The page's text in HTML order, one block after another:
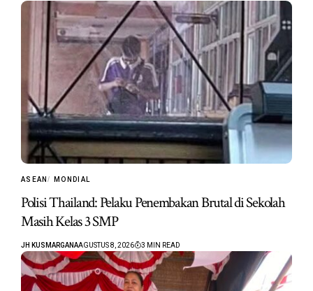
ASEAN MONDIAL
Polisi Thailand: Pelaku Penembakan Brutal di Sekolah
Masih Kelas 3 SMP
JH KUSMARGANAAGUSTUS 8, 2026 3 MIN READ